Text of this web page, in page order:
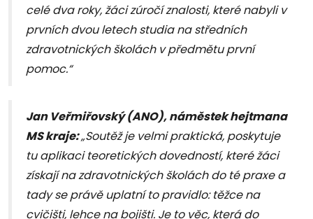
celé dva roky, žáci zúročí znalosti, které nabyli v
prvních dvou letech studia na středních
zdravotnických školách v předmětu první
pomoc.“
Jan Veřmiřovský (ANO), náměstek hejtmana
MS kraje:„Soutěž je velmi praktická, poskytuje
tu aplikaci teoretických dovedností, které žáci
získají na zdravotnických školách do té praxe a
tady se právě uplatní to pravidlo: těžce na
cvičišti, lehce na bojišti. Je to věc, která do